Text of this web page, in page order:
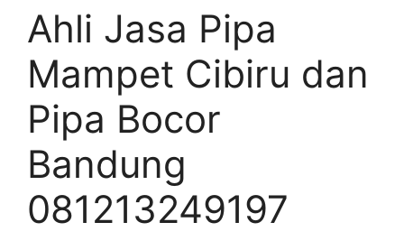
Ahli Jasa Pipa
Mampet Cibiru dan
Pipa Bocor
Bandung
081213249197